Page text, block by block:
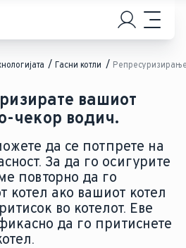
Гасни котли
вашиот
чекор водич.
да се потпрете на
За да го осигурите
повторно да го
котел ако вашиот котел
во котелот. Еве
да го притиснете